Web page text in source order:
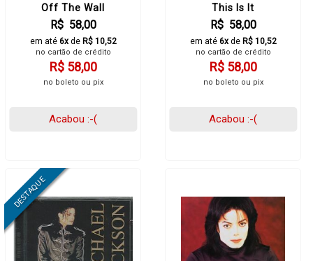
Off The Wall
R$ 58,00
em até 6xde R$ 10,52
no cartão de crédito
R$ 58,00
no boleto ou pix
Acabou :-(
This Is It
R$ 58,00
em até 6xde R$ 10,52
no cartão de crédito
R$ 58,00
no boleto ou pix
Acabou :-(